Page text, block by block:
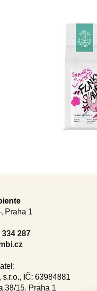
Praha 1
334 287
s.r.o., IČ: 63984881
38/15, Praha 1